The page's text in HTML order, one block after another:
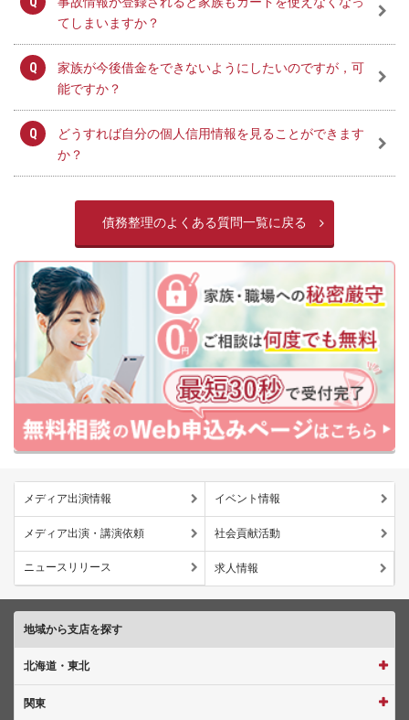
てしまいますか？
家族が今後借金をできないようにしたいのですが，可
能ですか？
どうすれば自分の個人信用情報を見ることができます
か？
債務整理のよくある質問一覧に戻る
メディア出演情報 イベント情報
メディア出演・講演依頼 社会貢献活動
ニュースリリース 求人情報
地域から支店を探す
北海道・東北
関東